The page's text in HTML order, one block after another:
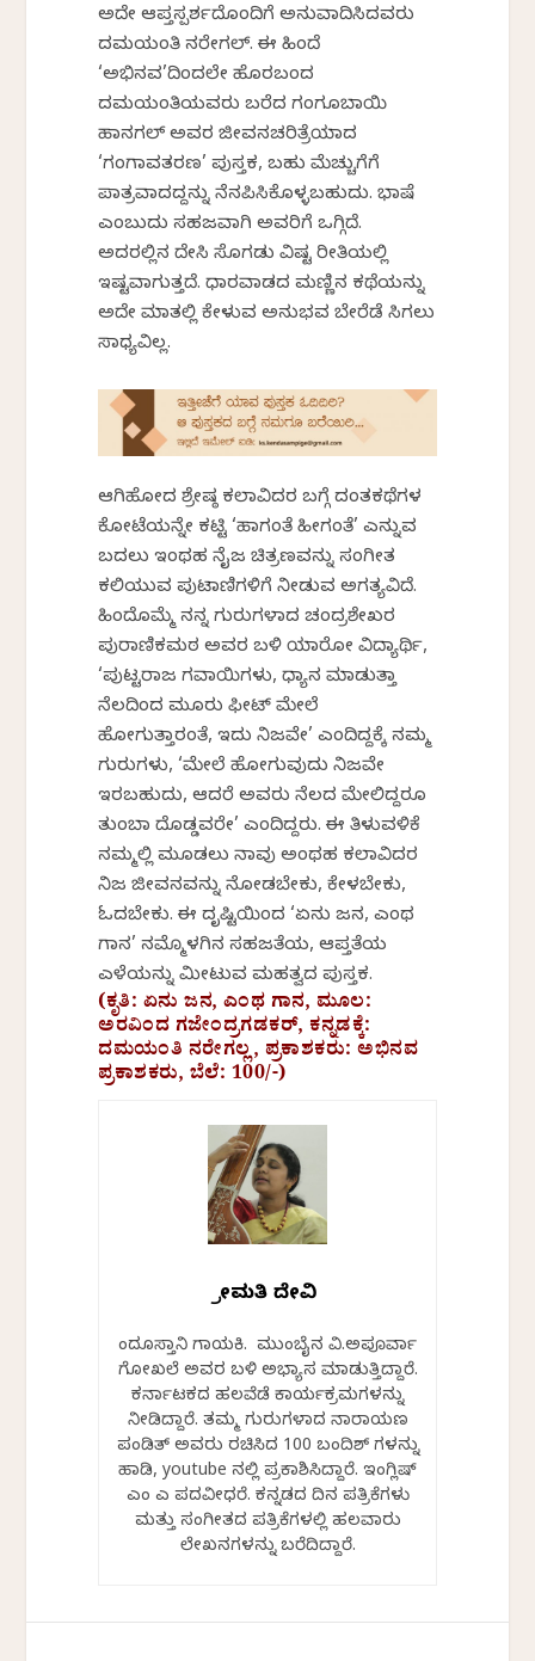
ಅದೇ ಆಪ್ತಸ್ಪರ್ಶದೊಂದಿಗೆ ಅನುವಾದಿಸಿದವರು
ದಮಯಂತಿ ನರೇಗಲ್. ಈ ಹಿಂದೆ
‘ಅಭಿನವ’ದಿಂದಲೇ ಹೊರಬಂದ
ದಮಯಂತಿಯವರು ಬರೆದ ಗಂಗೂಬಾಯಿ
ಹಾನಗಲ್ ಅವರ ಜೀವನಚರಿತ್ರೆಯಾದ
‘ಗಂಗಾವತರಣ’ ಪುಸ್ತಕ, ಬಹು ಮೆಚ್ಚುಗೆಗೆ
ಪಾತ್ರವಾದದ್ದನ್ನು ನೆನಪಿಸಿಕೊಳ್ಳಬಹುದು. ಭಾಷೆ
ಎಂಬುದು ಸಹಜವಾಗಿ ಅವರಿಗೆ ಒಗ್ಗಿದೆ.
ಅದರಲ್ಲಿನ ದೇಸಿ ಸೊಗಡು ವಿಶಿಷ್ಟ ರೀತಿಯಲ್ಲಿ
ಇಷ್ಟವಾಗುತ್ತದೆ. ಧಾರವಾಡದ ಮಣ್ಣಿನ ಕಥೆಯನ್ನು
ಅದೇ ಮಾತಲ್ಲಿ ಕೇಳುವ ಅನುಭವ ಬೇರೆಡೆ ಸಿಗಲು
ಸಾಧ್ಯವಿಲ್ಲ.
ಆಗಿಹೋದ ಶ್ರೇಷ್ಠ ಕಲಾವಿದರ ಬಗ್ಗೆ ದಂತಕಥೆಗಳ
ಕೋಟೆಯನ್ನೇ ಕಟ್ಟಿ ‘ಹಾಗಂತೆ ಹೀಗಂತೆ’ ಎನ್ನುವ
ಬದಲು ಇಂಥಹ ನೈಜ ಚಿತ್ರಣವನ್ನು ಸಂಗೀತ
ಕಲಿಯುವ ಪುಟಾಣಿಗಳಿಗೆ ನೀಡುವ ಅಗತ್ಯವಿದೆ.
ಹಿಂದೊಮ್ಮೆ ನನ್ನ ಗುರುಗಳಾದ ಚಂದ್ರಶೇಖರ
ಪುರಾಣಿಕಮಠ ಅವರ ಬಳಿ ಯಾರೋ ವಿದ್ಯಾರ್ಥಿ,
‘ಪುಟ್ಟರಾಜ ಗವಾಯಿಗಳು, ಧ್ಯಾನ ಮಾಡುತ್ತಾ
ನೆಲದಿಂದ ಮೂರು ಫೀಟ್ ಮೇಲೆ
ಹೋಗುತ್ತಾರಂತೆ, ಇದು ನಿಜವೇ’ ಎಂದಿದ್ದಕ್ಕೆ ನಮ್ಮ
ಗುರುಗಳು, ‘ಮೇಲೆ ಹೋಗುವುದು ನಿಜವೇ
ಇರಬಹುದು, ಆದರೆ ಅವರು ನೆಲದ ಮೇಲಿದ್ದರೂ
ತುಂಬಾ ದೊಡ್ಡವರೇ’ ಎಂದಿದ್ದರು. ಈ ತಿಳುವಳಿಕೆ
ನಮ್ಮಲ್ಲಿ ಮೂಡಲು ನಾವು ಅಂಥಹ ಕಲಾವಿದರ
ನಿಜ ಜೀವನವನ್ನು ನೋಡಬೇಕು, ಕೇಳಬೇಕು,
ಓದಬೇಕು. ಈ ದೃಷ್ಟಿಯಿಂದ ‘ಏನು ಜನ, ಎಂಥ
ಗಾನ’ ನಮ್ಮೊಳಗಿನ ಸಹಜತೆಯ, ಆಪ್ತತೆಯ
ಎಳೆಯನ್ನು ಮೀಟುವ ಮಹತ್ವದ ಪುಸ್ತಕ.
(ಕೃತಿ: ಏನು ಜನ, ಎಂಥ ಗಾನ, ಮೂಲ:
ಅರವಿಂದ ಗಜೇಂದ್ರಗಡಕರ್‌, ಕನ್ನಡಕ್ಕೆ:
ದಮಯಂತಿ ನರೇಗಲ್ಲ, ಪ್ರಕಾಶಕರು: ಅಭಿನವ
ಪ್ರಕಾಶಕರು, ಬೆಲೆ: 100/-)
ಶ್ರೀಮತಿ‌ ದೇವಿ
ಹಿಂದೂಸ್ತಾನಿ ಗಾಯಕಿ. ಮುಂಬೈನ ವಿ.ಅಪೂರ್ವಾ
ಗೋಖಲೆ ಅವರ ಬಳಿ ಅಭ್ಯಾಸ ಮಾಡುತ್ತಿದ್ದಾರೆ.
ಕರ್ನಾಟಕದ ಹಲವೆಡೆ ಕಾರ್ಯಕ್ರಮಗಳನ್ನು
ನೀಡಿದ್ದಾರೆ. ತಮ್ಮ ಗುರುಗಳಾದ ನಾರಾಯಣ
ಪಂಡಿತ್ ಅವರು ರಚಿಸಿದ 100 ಬಂದಿಶ್ ಗಳನ್ನು
ಹಾಡಿ, youtube ನಲ್ಲಿ ಪ್ರಕಾಶಿಸಿದ್ದಾರೆ. ಇಂಗ್ಲಿಷ್
ಎಂ ಎ ಪದವೀಧರೆ. ಕನ್ನಡದ ದಿನ ಪತ್ರಿಕೆಗಳು
ಮತ್ತು ಸಂಗೀತದ ಪತ್ರಿಕೆಗಳಲ್ಲಿ ಹಲವಾರು
ಲೇಖನಗಳನ್ನು ಬರೆದಿದ್ದಾರೆ.